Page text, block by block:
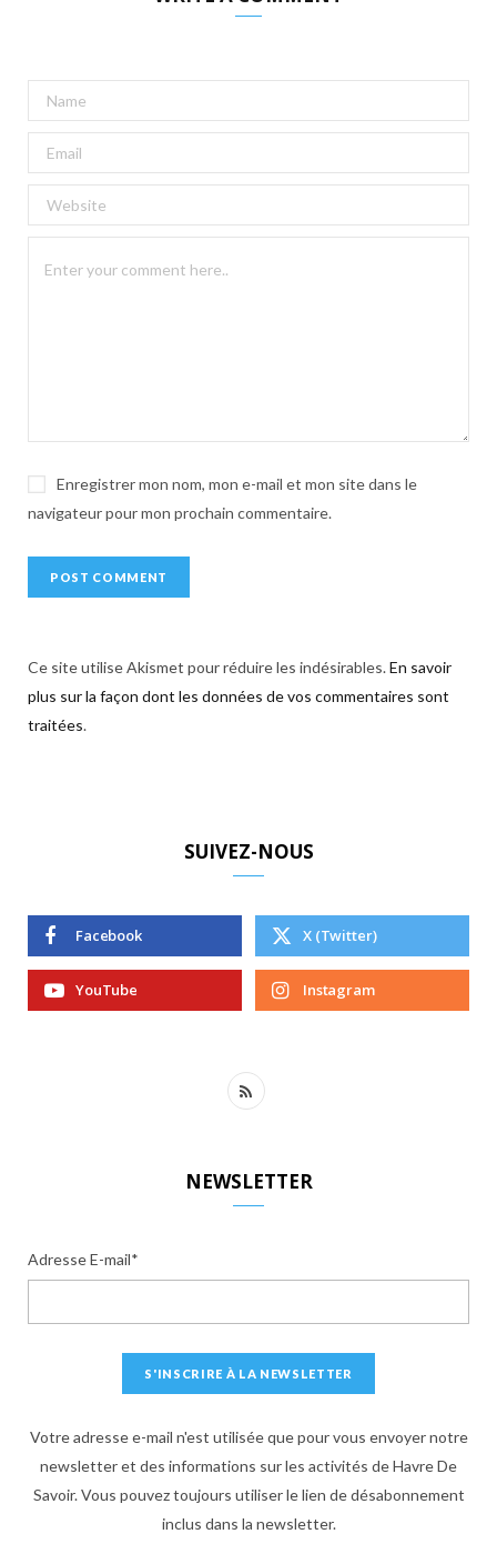
Enregistrer mon nom, mon e-mail et mon site dans le
navigateur pour mon prochain commentaire.
l
e
n
Ce site utilise Akismet pour réduire les indésirables.En savoir
plus sur la façon dont les données de vos commentaires sont
traitées.
SUIVEZ-NOUS
Facebook X (Twitter)
YouTube Instagram
R
NEWSLETTER
Adresse E-mail*
Votre adresse e-mail n'est utilisée que pour vous envoyer notre
newsletter et des informations sur les activités de Havre De
Savoir. Vous pouvez toujours utiliser le lien de désabonnement
inclus dans la newsletter.